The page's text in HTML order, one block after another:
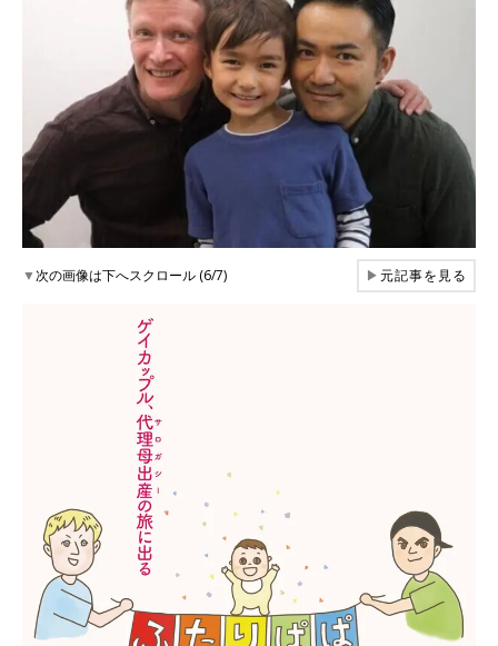
▼次の画像は下へスクロール (6/7) ▶元記事を見る